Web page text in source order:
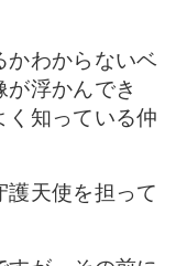
かわからないベ
浮かんでき
く知っている仲
護天使を担って